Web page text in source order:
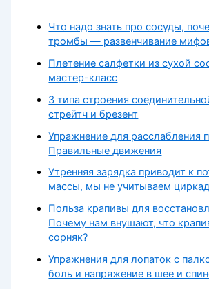
Что надо знать про сосуды,
тромбы — развенчивание
Плетение салфетки из сухой
мастер-класс
3 типа строения
стрейтч и брезент
Упражнение для расслабления
Правильные движения
Утренняя зарядка приводит к
массы, мы не учитываем
Польза крапивы для
Почему нам внушают, что
сорняк?
Упражнения для лопаток с
боль и напряжение в шее и